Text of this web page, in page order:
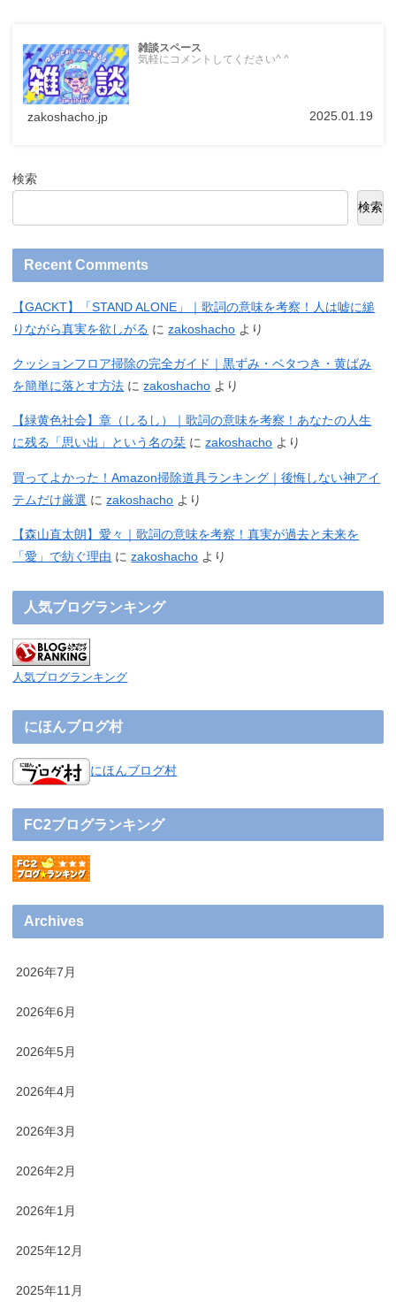
雑談スペース
気軽にコメントしてください^ ^
zakoshacho.jp 2025.01.19
検索
検索
Recent Comments
【GACKT】「STAND ALONE」｜歌詞の意味を考察！人は嘘に縋
りながら真実を欲しがる にzakoshacho より
クッションフロア掃除の完全ガイド｜黒ずみ・ベタつき・黄ばみ
を簡単に落とす方法 にzakoshacho より
【緑黄色社会】章（しるし）｜歌詞の意味を考察！あなたの人生
に残る「思い出」という名の栞 にzakoshacho より
買ってよかった！Amazon掃除道具ランキング｜後悔しない神アイ
テムだけ厳選 にzakoshacho より
【森山直太朗】愛々｜歌詞の意味を考察！真実が過去と未来を
「愛」で紡ぐ理由 にzakoshacho より
人気ブログランキング
人気ブログランキング
にほんブログ村
にほんブログ村
FC2ブログランキング
Archives
2026年7月
2026年6月
2026年5月
2026年4月
2026年3月
2026年2月
2026年1月
2025年12月
2025年11月